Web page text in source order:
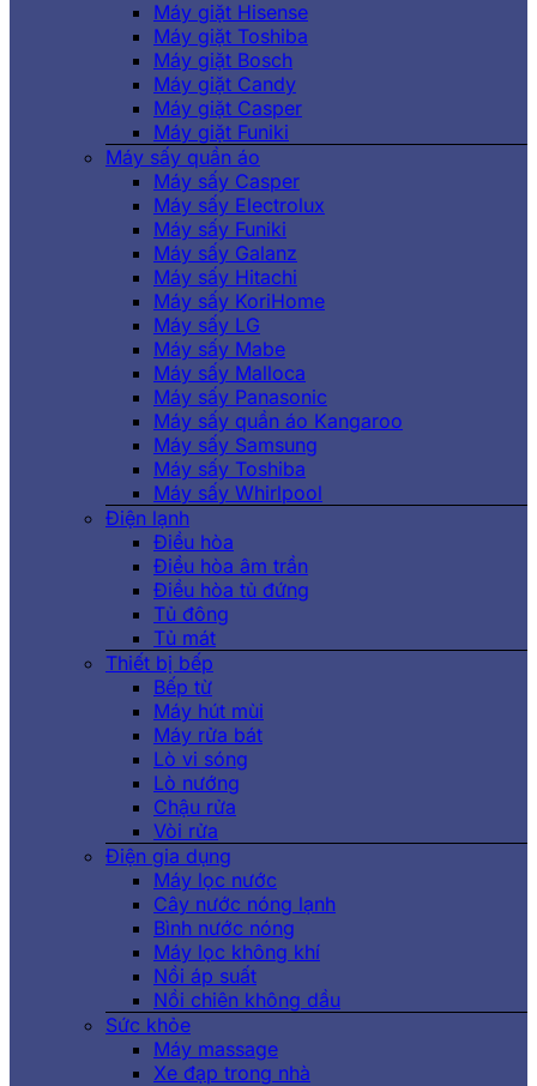
Máy giặt Hisense
Máy giặt Toshiba
Máy giặt Bosch
Máy giặt Candy
Máy giặt Casper
Máy giặt Funiki
Máy sấy quần áo
Máy sấy Casper
Máy sấy Electrolux
Máy sấy Funiki
Máy sấy Galanz
Máy sấy Hitachi
Máy sấy KoriHome
Máy sấy LG
Máy sấy Mabe
Máy sấy Malloca
Máy sấy Panasonic
Máy sấy quần áo Kangaroo
Máy sấy Samsung
Máy sấy Toshiba
Máy sấy Whirlpool
Điện lạnh
Điều hòa
Điều hòa âm trần
Điều hòa tủ đứng
Tủ đông
Tủ mát
Thiết bị bếp
Bếp từ
Máy hút mùi
Máy rửa bát
Lò vi sóng
Lò nướng
Chậu rửa
Vòi rửa
Điện gia dụng
Máy lọc nước
Cây nước nóng lạnh
Bình nước nóng
Máy lọc không khí
Nồi áp suất
Nồi chiên không dầu
Sức khỏe
Máy massage
Xe đạp trong nhà